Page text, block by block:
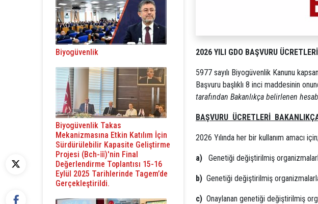
2026 YILI GDO BAŞVURU
5977 sayılı Biyogüvenlik Kanunu
Başvuru başlıklı 8 inci maddesinin
tarafından Bakanlıkça belirlenen
BAŞVURU ÜCRETLERİ
2026 Yılında her bir kullanım amacı
a) Genetiği değiştirilmiş
b) Genetiği değiştirilmiş
c) Onaylanan genetiği değiştirilmiş
Biyogüvenlik
Biyogüvenlik Takas
Mekanizmasına Etkin Katılım İçin
Sürdürülebilir Kapasite Geliştirme
Projesi (Bch-ⅲ)'nin Final
Değerlendirme Toplantısı 15-16
Eylül 2025 Tarihlerinde Tagem’de
Gerçekleştirildi.